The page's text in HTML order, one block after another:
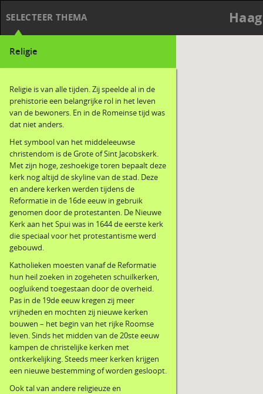
SELECTEER THEMA
Religie
Religie is van alle tijden. Zij speelde al in de
prehistorie een belangrijke rol in het leven
van de bewoners. En in de Romeinse tijd was
dat niet anders.
Het symbool van het middeleeuwse
christendom is de Grote of Sint Jacobskerk.
Met zijn hoge, zeshoekige toren bepaalt deze
kerk nog altijd de skyline van de stad. Deze
en andere kerken werden tijdens de
Reformatie in de 16de eeuw in gebruik
genomen door de protestanten. De Nieuwe
Kerk aan het Spui was in 1644 de eerste kerk
die speciaal voor het protestantisme werd
gebouwd.
Katholieken moesten vanaf de Reformatie
hun heil zoeken in zogeheten schuilkerken,
oogluikend toegestaan door de overheid.
Pas in de 19de eeuw kregen zij meer
vrijheden en mochten zij nieuwe kerken
bouwen – het begin van het rijke Roomse
leven. Sinds het midden van de 20ste eeuw
kampen de christelijke kerken met
ontkerkelijking. Steeds meer kerken krijgen
een nieuwe bestemming of worden gesloopt.
Ook tal van andere religieuze en